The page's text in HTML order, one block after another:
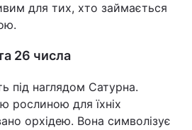
для тих, хто займається
26 числа
під наглядом Сатурна.
рослиною для їхніх
орхідею. Вона символізує